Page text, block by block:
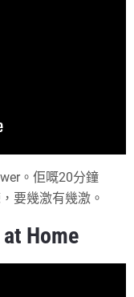
。佢嘅20分鐘
要幾激有幾激。
at Home